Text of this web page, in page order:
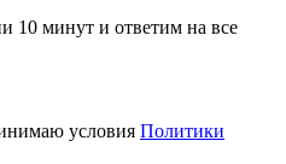
10 минут и ответим на все
условия Политики